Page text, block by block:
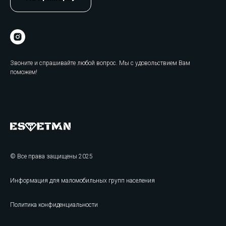
Звоните и спрашивайте любой вопрос. Мы с удовольствием Вам
поможем!
© Все права защищены 2025
Информация для маломобильных групп населения
Политика конфиденциальности